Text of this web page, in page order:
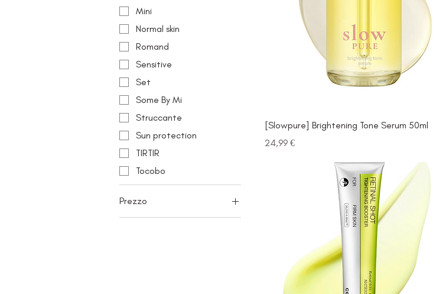
Mini
Normal skin
Romand
Sensitive
Set
Some By Mi
Struccante
Sun protection
TIRTIR
Tocobo
Prezzo
[Slowpure] Brightening Tone Serum 50ml
Prezzo
24,99 €